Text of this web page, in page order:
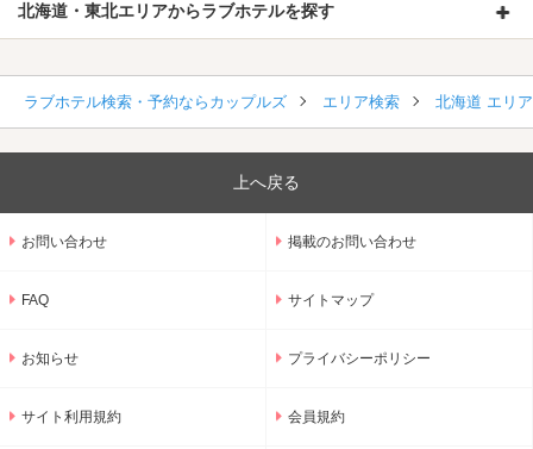
北海道・東北エリアからラブホテルを探す
ラブホテル検索・予約ならカップルズ エリア検索 北海道 エリ
上へ戻る
お問い合わせ 掲載のお問い合わせ
FAQ サイトマップ
お知らせ プライバシーポリシー
サイト利用規約 会員規約